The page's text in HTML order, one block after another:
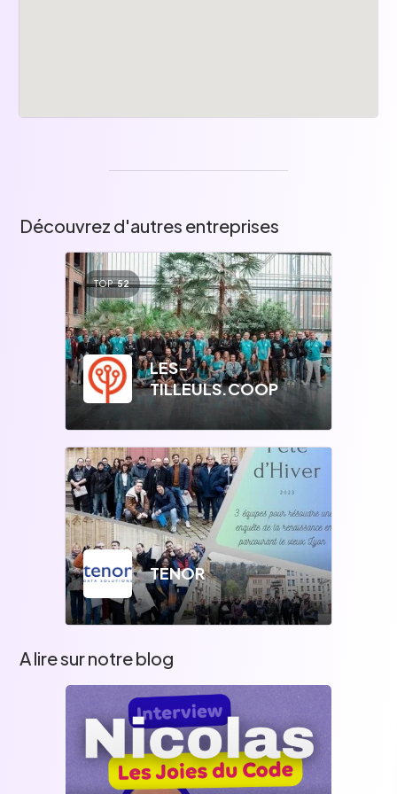
building bi-annuels.
Découvrez d'autres entreprises
TOP 52
LES-
TILLEULS.COOP
TENOR
A lire sur notre blog